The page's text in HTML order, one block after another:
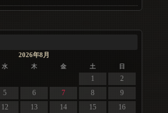
2026年8月
水 木 金 土 日
1
2
5 6 7 8
9
12 13 14 15
16